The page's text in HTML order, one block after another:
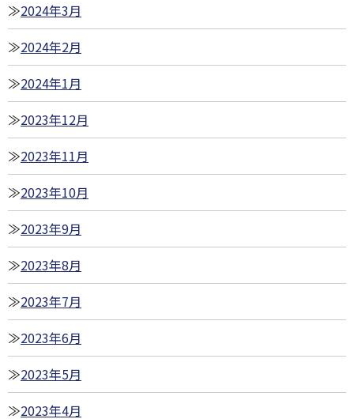
2024年3月
2024年2月
2024年1月
2023年12月
2023年11月
2023年10月
2023年9月
2023年8月
2023年7月
2023年6月
2023年5月
2023年4月